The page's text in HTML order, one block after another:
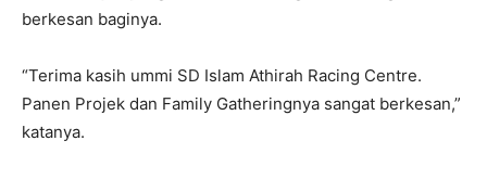
berkesan baginya.
“Terima kasih ummi SD Islam Athirah Racing Centre.
Panen Projek dan Family Gatheringnya sangat berkesan,”
katanya.